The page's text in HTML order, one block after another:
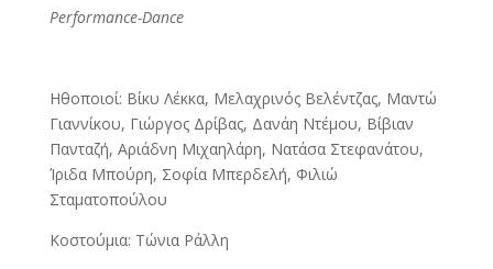
Performance-Dance
Ηθοποιοί: Βίκυ Λέκκα, Μελαχρινός Βελέντζας, Μαντώ
Γιαννίκου, Γιώργος Δρίβας, Δανάη Ντέμου, Βίβιαν
Πανταζή, Αριάδνη Μιχαηλάρη, Νατάσα Στεφανάτου,
Ίριδα Μπούρη, Σοφία Μπερδελή, Φιλιώ
Σταματοπούλου
Κοστούμια: Τώνια Ράλλη